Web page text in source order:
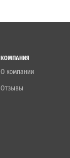
КОМПАНИЯ
О компании
Отзывы